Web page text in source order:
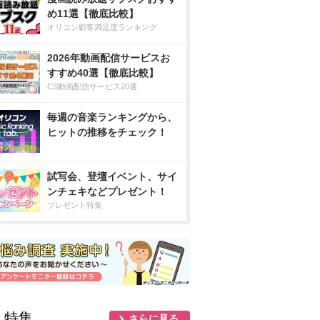
め11選【徹底比較】
オリコン顧客満足度ランキング
2026年動画配信サービスお
すすめ40選【徹底比較】
CS動画配信サービス20選
毎週の音楽ランキングから、
ヒットの推移をチェック！
試写会、登壇イベント、サイ
ンチェキなどプレゼント！
プレゼント特集